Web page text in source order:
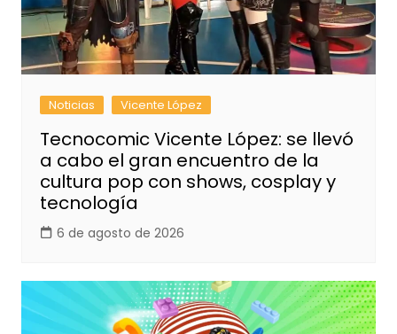
Noticias Vicente López
Tecnocomic Vicente López: se llevó
a cabo el gran encuentro de la
cultura pop con shows, cosplay y
tecnología
6 de agosto de 2026